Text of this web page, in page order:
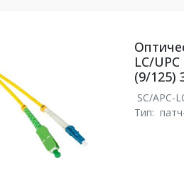
LC/
(9/125)
SC/APC-
Тип: